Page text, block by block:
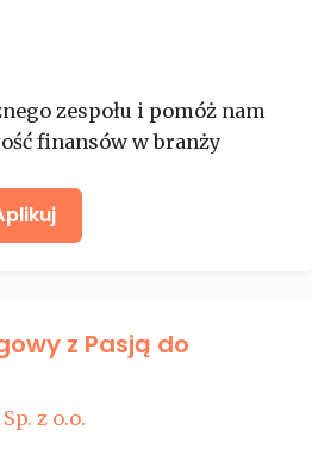
zespołu i pomóż nam
finansów w branży
z Pasją do
z o.o.